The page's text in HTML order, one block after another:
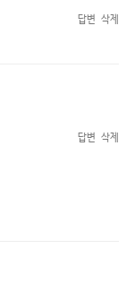
답변 삭제
답변 삭제